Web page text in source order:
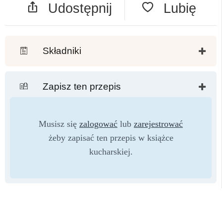
Udostępnij Lubię
Składniki
Zapisz ten przepis
Musisz się zalogować lub zarejestrować
żeby zapisać ten przepis w książce
kucharskiej.